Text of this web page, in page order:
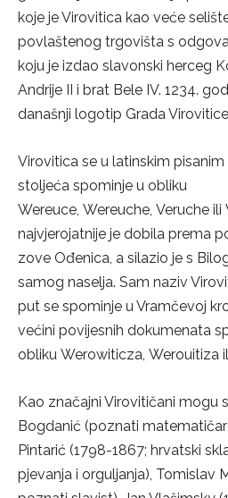
koje je Virovitica kao veće
povlaštenog trgovišta s
koju je izdao slavonski herceg
Andrije II i brat Bele IV. 1234.
današnji logotip Grada
Virovitica se u latinskim pisanim
stoljeća spominje u obliku
Wereuce, Wereuche, Veruche ili
najvjerojatnije je dobila prema
zove Ođenica, a silazio je s
samog naselja. Sam naziv
put se spominje u Vramčevoj
većini povijesnih dokumenata
obliku Werowiticza, Werouitiza
Kao značajni Virovitičani mogu
Bogdanić (poznati
Pintarić (1798-1867; hrvatski
pjevanja i orguljanja), Tomislav